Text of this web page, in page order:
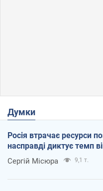
Думки
Росія втрачає ресурси
насправді диктує темп
Сергій Місюра 9,1 т.